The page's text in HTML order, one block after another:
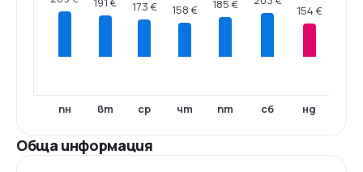
пн вт
173 €
ср
158 €
чт
185 €
пт сб
154 €
нд
Обща информация